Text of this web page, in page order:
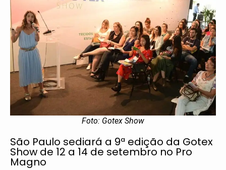
Foto: Gotex Show
São Paulo sediará a 9ª edição da Gotex
Show de 12 a 14 de setembro no Pro
Magno